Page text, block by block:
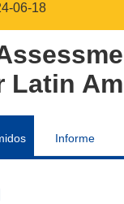
06-18
Latin
Informe